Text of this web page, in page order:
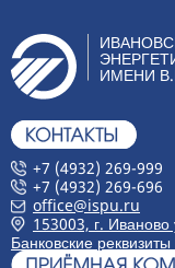
ИМЕНИ
+7 (4932) 269-999
+7 (4932) 269-696
office@ispu.ru
153003, г.
Банковские